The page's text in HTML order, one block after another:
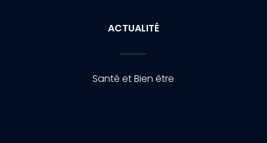
ACTUALITÉ
Santé et Bien être